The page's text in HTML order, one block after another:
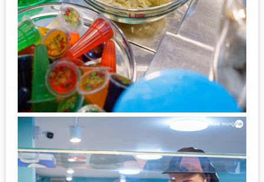
นี้
กับ
PING
FAI
FESTIVAL
2
–
กิน
เพลิน